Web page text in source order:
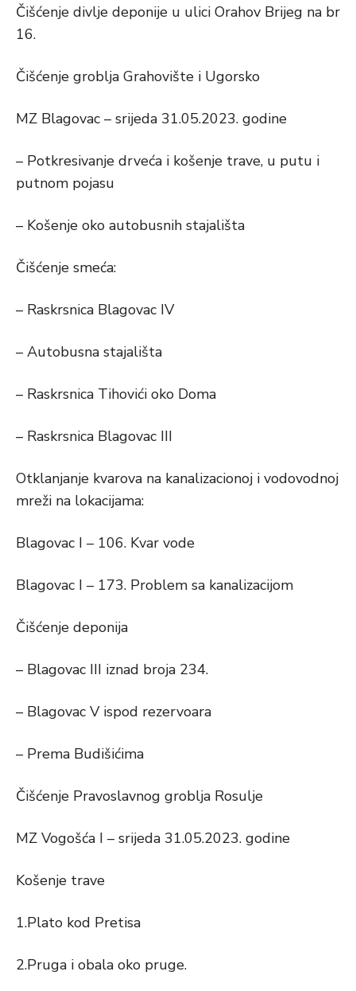
Čišćenje divlje deponije u ulici Orahov Brijeg na br
16.
Čišćenje groblja Grahovište i Ugorsko
MZ Blagovac – srijeda 31.05.2023. godine
– Potkresivanje drveća i košenje trave, u putu i
putnom pojasu
– Košenje oko autobusnih stajališta
Čišćenje smeća:
– Raskrsnica Blagovac IV
– Autobusna stajališta
– Raskrsnica Tihovići oko Doma
– Raskrsnica Blagovac III
Otklanjanje kvarova na kanalizacionoj i vodovodnoj
mreži na lokacijama:
Blagovac I – 106. Kvar vode
Blagovac I – 173. Problem sa kanalizacijom
Čišćenje deponija
– Blagovac III iznad broja 234.
– Blagovac V ispod rezervoara
– Prema Budišićima
Čišćenje Pravoslavnog groblja Rosulje
MZ Vogošća I – srijeda 31.05.2023. godine
Košenje trave
1.Plato kod Pretisa
2.Pruga i obala oko pruge.